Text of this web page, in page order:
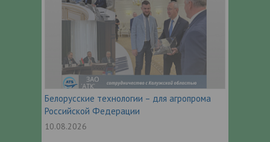
Белорусские технологии – для агропрома
Российской Федерации
10.08.2026